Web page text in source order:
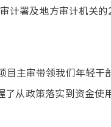
署及地方审计机关的
主审带领我们年轻干
从政策落实到资金使